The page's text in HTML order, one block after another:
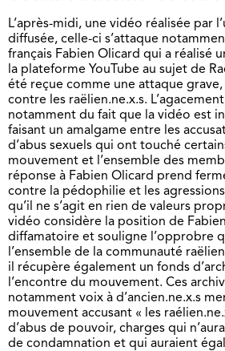
L’après-midi, une vidéo réalisée par
diffusée, celle-ci s’attaque
français Fabien Olicard qui a réalisé
la plateforme YouTube au sujet de
été reçue comme une attaque
contre les raëlien.ne.x.s.
notamment du fait que la vidéo est
faisant un amalgame entre les
d’abus sexuels qui ont touché
mouvement et l’ensemble des
réponse à Fabien Olicard prend
contre la pédophilie et les
qu’il ne s’agit en rien de valeurs
vidéo considère la position de
diffamatoire et souligne l’opprobre
l’ensemble de la communauté
il récupère également un fonds
l’encontre du mouvement. Ces
notamment voix à d’ancien.ne.x.s
mouvement accusant « les
d’abus de pouvoir, charges qui
de condamnation et qui auraient